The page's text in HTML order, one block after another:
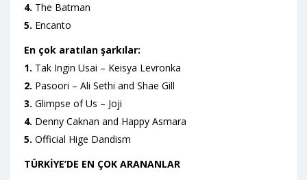
4. The Batman
5. Encanto
En çok aratılan şarkılar:
1. Tak Ingin Usai – Keisya Levronka
2. Pasoori – Ali Sethi and Shae Gill
3. Glimpse of Us – Joji
4. Denny Caknan and Happy Asmara
5. Official Hige Dandism
TÜRKİYE’DE EN ÇOK ARANANLAR